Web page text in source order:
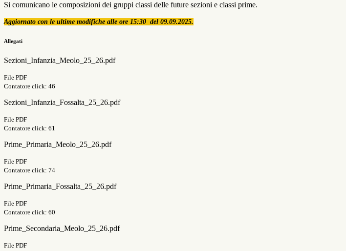
Si comunicano le composizioni dei gruppi classi delle future sezioni e classi prime.
Aggiornato con le ultime modifiche alle ore 15:30 del 09.09.2025.
Allegati
Sezioni_Infanzia_Meolo_25_26.pdf
File PDF
Contatore click: 46
Sezioni_Infanzia_Fossalta_25_26.pdf
File PDF
Contatore click: 61
Prime_Primaria_Meolo_25_26.pdf
File PDF
Contatore click: 74
Prime_Primaria_Fossalta_25_26.pdf
File PDF
Contatore click: 60
Prime_Secondaria_Meolo_25_26.pdf
File PDF